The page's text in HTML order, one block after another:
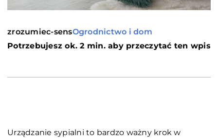
zrozumiec-sensOgrodnictwo i dom
Potrzebujesz ok. 2 min. aby przeczytać ten wpis
Urządzanie sypialni to bardzo ważny krok w